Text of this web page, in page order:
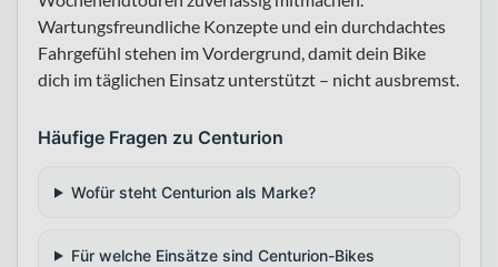
Wartungsfreundliche Konzepte und ein durchdachtes
Fahrgefühl stehen im Vordergrund, damit dein Bike
dich im täglichen Einsatz unterstützt – nicht ausbremst.
Häufige Fragen zu Centurion
Wofür steht Centurion als Marke?
Für welche Einsätze sind Centurion-Bikes